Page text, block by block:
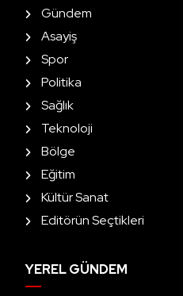
Gündem
Asayiş
Spor
Politika
Sağlık
Teknoloji
Bölge
Eğitim
Kültür Sanat
Editörün Seçtikleri
YEREL GÜNDEM